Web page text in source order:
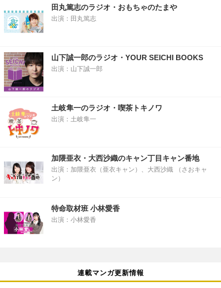
田丸篤志のラジオ・おもちゃのたまや
出演：田丸篤志
山下誠一郎のラジオ・YOUR SEICHI BOOKS
出演：山下誠一郎
土岐隼一のラジオ・喫茶トキノワ
出演：土岐隼一
加隈亜衣・大西沙織のキャン丁目キャン番地
出演：加隈亜衣（亜衣キャン）、大西沙織 （さおキャ
ン）
特命取材班 小林愛香
出演：小林愛香
連載マンガ更新情報